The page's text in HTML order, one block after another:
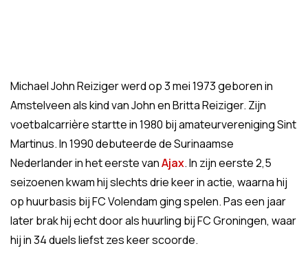
Michael John Reiziger werd op 3 mei 1973 geboren in
Amstelveen als kind van John en Britta Reiziger. Zijn
voetbalcarrière startte in 1980 bij amateurvereniging Sint
Martinus. In 1990 debuteerde de Surinaamse
Nederlander in het eerste vanAjax. In zijn eerste 2,5
seizoenen kwam hij slechts drie keer in actie, waarna hij
op huurbasis bij FC Volendam ging spelen. Pas een jaar
later brak hij echt door als huurling bij FC Groningen, waar
hij in 34 duels liefst zes keer scoorde.